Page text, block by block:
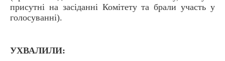
присутні на засіданні Комітету та брали участь у
голосуванні).
УХВАЛИЛИ: